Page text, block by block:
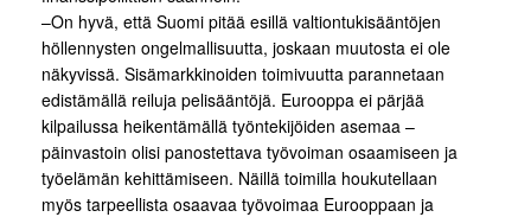
–On hyvä, että Suomi pitää esillä valtiontukisääntöjen
höllennysten ongelmallisuutta, joskaan muutosta ei ole
näkyvissä. Sisämarkkinoiden toimivuutta parannetaan
edistämällä reiluja pelisääntöjä. Eurooppa ei pärjää
kilpailussa heikentämällä työntekijöiden asemaa –
päinvastoin olisi panostettava työvoiman osaamiseen ja
työelämän kehittämiseen. Näillä toimilla houkutellaan
myös tarpeellista osaavaa työvoimaa Eurooppaan ja